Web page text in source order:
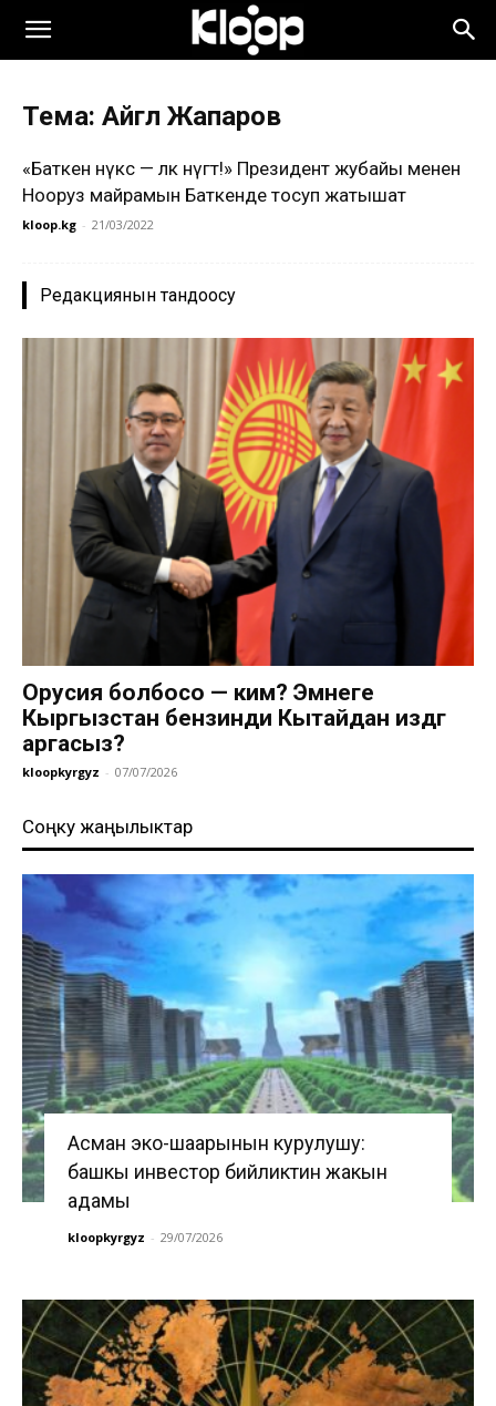
Тема: Айгүл Жапаров
«Баткен өнүксө — өлкө өнүгөт!» Президент жубайы менен
Нооруз майрамын Баткенде тосуп жатышат
kloop.kg - 21/03/2022
Редакциянын тандоосу
Орусия болбосо — ким? Эмнеге
Кыргызстан бензинди Кытайдан издөөгө
аргасыз?
kloopkyrgyz - 07/07/2026
Соңку жаңылыктар
Асман эко-шаарынын курулушу:
башкы инвестор бийликтин жакын
адамы
kloopkyrgyz - 29/07/2026